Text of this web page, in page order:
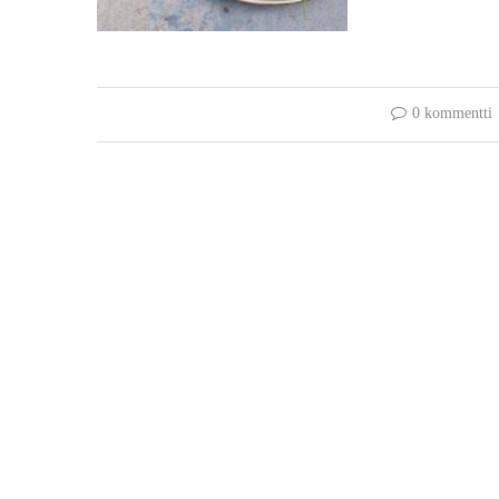
0 kommentti